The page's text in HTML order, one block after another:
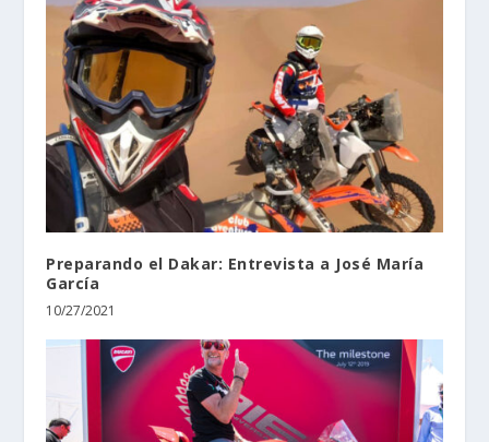
Preparando el Dakar: Entrevista a José María
García
10/27/2021